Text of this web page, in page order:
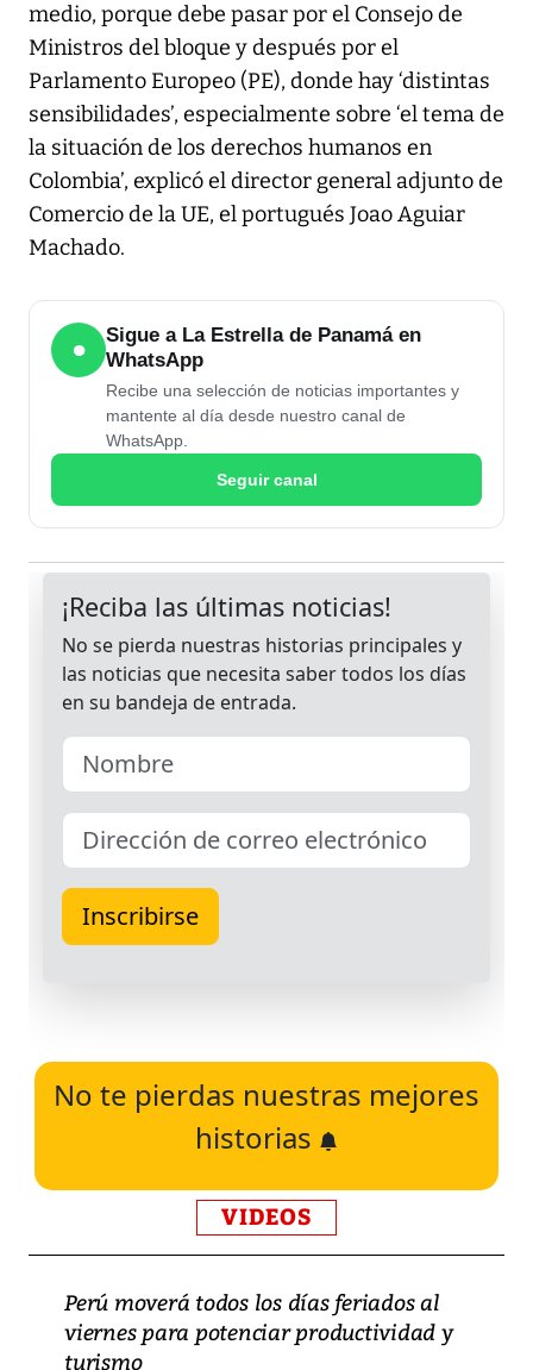
medio, porque debe pasar por el Consejo de
Ministros del bloque y después por el
Parlamento Europeo (PE), donde hay ‘distintas
sensibilidades’, especialmente sobre ‘el tema de
la situación de los derechos humanos en
Colombia’, explicó el director general adjunto de
Comercio de la UE, el portugués Joao Aguiar
Machado.
●
Sigue a La Estrella de Panamá en
WhatsApp
Recibe una selección de noticias importantes y
mantente al día desde nuestro canal de
WhatsApp.
Seguir canal
No te pierdas nuestras mejores
historias
VIDEOS
Perú moverá todos los días feriados al
viernes para potenciar productividad y
turismo